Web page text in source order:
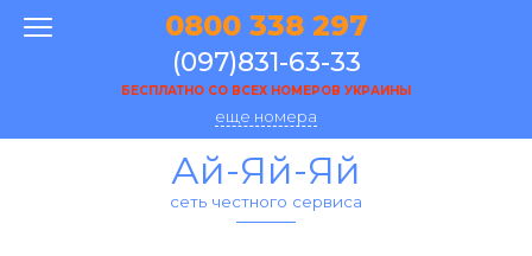
0800 338 297
(097)831-63-33
БЕСПЛАТНО СО ВСЕХ НОМЕРОВ УКРАИНЫ
еще номера
Ай-Яй-Яй
сеть честного сервиса